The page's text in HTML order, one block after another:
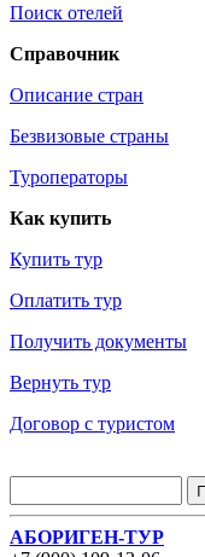
Поиск отелей
Справочник
Описание стран
Безвизовые страны
Туроператоры
Как купить
Купить тур
Оплатить тур
Получить документы
Вернуть тур
Договор с туристом
АБОРИГЕН-ТУР